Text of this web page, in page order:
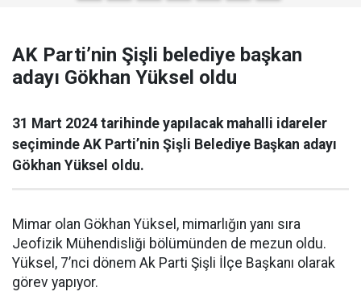
AK Parti’nin Şişli belediye başkan
adayı Gökhan Yüksel oldu
31 Mart 2024 tarihinde yapılacak mahalli idareler
seçiminde AK Parti’nin Şişli Belediye Başkan adayı
Gökhan Yüksel oldu.
Mimar olan Gökhan Yüksel, mimarlığın yanı sıra
Jeofizik Mühendisliği bölümünden de mezun oldu.
Yüksel, 7’nci dönem Ak Parti Şişli İlçe Başkanı olarak
görev yapıyor.